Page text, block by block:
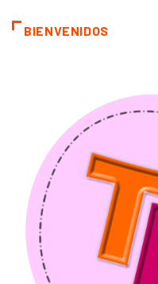
BIENVENIDOS